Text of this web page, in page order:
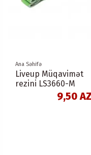
Ana Səhifə
Liveup Müqavimət
rezini LS3660-M
9,50